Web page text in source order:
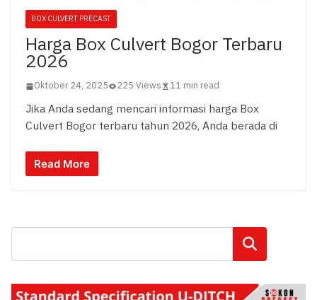
BOX CULVERT PRECAST
Harga Box Culvert Bogor Terbaru
2026
Oktober 24, 2025 225 Views 11 min read
Jika Anda sedang mencari informasi harga Box
Culvert Bogor terbaru tahun 2026, Anda berada di
Read More
Cari